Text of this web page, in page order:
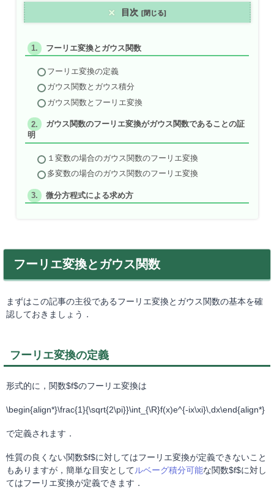
目次
フーリエ変換とガウス関数
フーリエ変換の定義
ガウス関数とガウス積分
ガウス関数とフーリエ変換
ガウス関数のフーリエ変換がガウス関数であることの証
明
１変数の場合のガウス関数のフーリエ変換
多変数の場合のガウス関数のフーリエ変換
微分方程式による求め方
フーリエ変換とガウス関数
まずはこの記事の主役であるフーリエ変換とガウス関数の基本を確
認しておきましょう．
フーリエ変換の定義
形式的に，関数$f$のフーリエ変換は
\begin{align*}\frac{1}{\sqrt{2\pi}}\int_{\R}f(x)e^{-ix\xi}\,dx\end{align*}
で定義されます．
性質の良くない関数$f$に対してはフーリエ変換が定義できないこと
もありますが，簡単な目安としてルベーグ積分可能な関数$f$に対し
てはフーリエ変換が定義できます．